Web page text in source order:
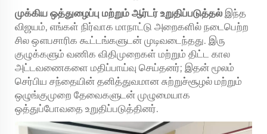
முக்கிய ஒத்துழைப்பு மற்றும் ஆர்டர் உறுதிப்படுத்தல் இந்த
விஜயம், எங்கள் நிர்வாக மாநாட்டு அறைகளில் நடைபெற்ற
சில ஔபசாரிக கூட்டங்களுடன் முடிவடைந்தது. இரு
குழுக்களும் வணிக விதிமுறைகள் மற்றும் திட்ட கால
அட்டவணைகளை மதிப்பாய்வு செய்தனர்; இதன் மூலம்
செர்பிய சந்தையின் தனித்துவமான சுற்றுச்சூழல் மற்றும்
ஒழுங்குமுறை தேவைகளுடன் முழுமையாக
ஒத்துப்போவதை உறுதிப்படுத்தினர்.